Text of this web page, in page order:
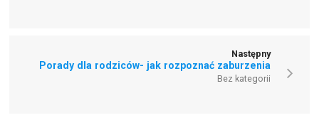
Następny
Porady dla rodziców- jak rozpoznać zaburzenia
Bez kategorii